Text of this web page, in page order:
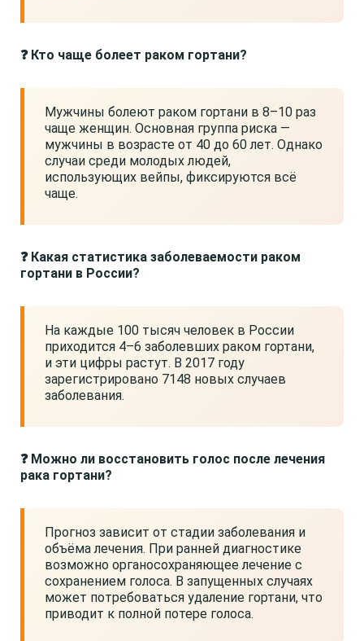
❓ Кто чаще болеет раком гортани?
Мужчины болеют раком гортани в 8–10 раз
чаще женщин. Основная группа риска —
мужчины в возрасте от 40 до 60 лет. Однако
случаи среди молодых людей,
использующих вейпы, фиксируются всё
чаще.
❓ Какая статистика заболеваемости раком
гортани в России?
На каждые 100 тысяч человек в России
приходится 4–6 заболевших раком гортани,
и эти цифры растут. В 2017 году
зарегистрировано 7148 новых случаев
заболевания.
❓ Можно ли восстановить голос после лечения
рака гортани?
Прогноз зависит от стадии заболевания и
объёма лечения. При ранней диагностике
возможно органосохраняющее лечение с
сохранением голоса. В запущенных случаях
может потребоваться удаление гортани, что
приводит к полной потере голоса.